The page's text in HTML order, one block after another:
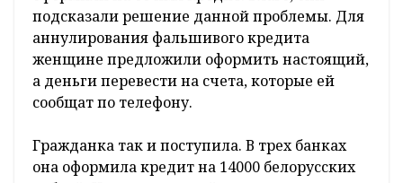
подсказали решение данной проблемы. Для
аннулирования фальшивого кредита
женщине предложили оформить настоящий,
а деньги перевести на счета, которые ей
сообщат по телефону.
Гражданка так и поступила. В трех банках
она оформила кредит на 14000 белорусских